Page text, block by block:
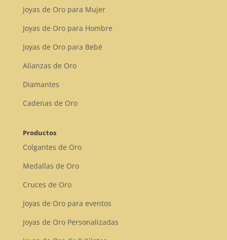
Joyas de Oro para Mujer
Joyas de Oro para Hombre
Joyas de Oro para Bebé
Alianzas de Oro
Diamantes
Cadenas de Oro
Productos
Colgantes de Oro
Medallas de Oro
Cruces de Oro
Joyas de Oro para eventos
Joyas de Oro Personalizadas